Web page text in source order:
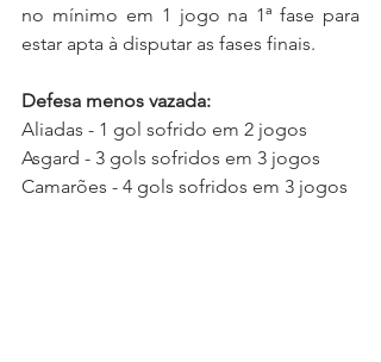
no mínimo em 1 jogo na 1ª fase para
estar apta à disputar as fases finais.
Defesa menos vazada:
Aliadas - 1 gol sofrido em 2 jogos
Asgard - 3 gols sofridos em 3 jogos
Camarões - 4 gols sofridos em 3 jogos